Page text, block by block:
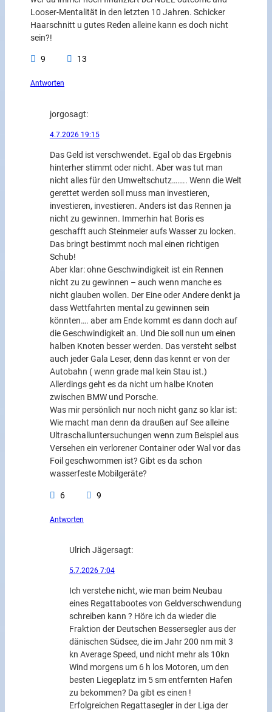
Looser-Mentalität in den letzten 10 Jahren. Schicker
Haarschnitt u gutes Reden alleine kann es doch nicht
sein?!
9 13
Antworten
jorgosagt:
4.7.2026 19:15
Das Geld ist verschwendet. Egal ob das Ergebnis
hinterher stimmt oder nicht. Aber was tut man
nicht alles für den Umweltschutz…….. Wenn die Welt
gerettet werden soll muss man investieren,
investieren, investieren. Anders ist das Rennen ja
nicht zu gewinnen. Immerhin hat Boris es
geschafft auch Steinmeier aufs Wasser zu locken.
Das bringt bestimmt noch mal einen richtigen
Schub!
Aber klar: ohne Geschwindigkeit ist ein Rennen
nicht zu zu gewinnen – auch wenn manche es
nicht glauben wollen. Der Eine oder Andere denkt ja
dass Wettfahrten mental zu gewinnen sein
könnten…. aber am Ende kommt es dann doch auf
die Geschwindigkeit an. Und Die soll nun um einen
halben Knoten besser werden. Das versteht selbst
auch jeder Gala Leser, denn das kennt er von der
Autobahn ( wenn grade mal kein Stau ist.)
Allerdings geht es da nicht um halbe Knoten
zwischen BMW und Porsche.
Was mir persönlich nur noch nicht ganz so klar ist:
Wie macht man denn da draußen auf See alleine
Ultraschalluntersuchungen wenn zum Beispiel aus
Versehen ein verlorener Container oder Wal vor das
Foil geschwommen ist? Gibt es da schon
wasserfeste Mobilgeräte?
6 9
Antworten
Ulrich Jägersagt:
5.7.2026 7:04
Ich verstehe nicht, wie man beim Neubau
eines Regattabootes von Geldverschwendung
schreiben kann ? Höre ich da wieder die
Fraktion der Deutschen Bessersegler aus der
dänischen Südsee, die im Jahr 200 nm mit 3
kn Average Speed, und nicht mehr als 10kn
Wind morgens um 6 h los Motoren, um den
besten Liegeplatz im 5 sm entfernten Hafen
zu bekommen? Da gibt es einen !
Erfolgreichen Regattasegler in der Liga der